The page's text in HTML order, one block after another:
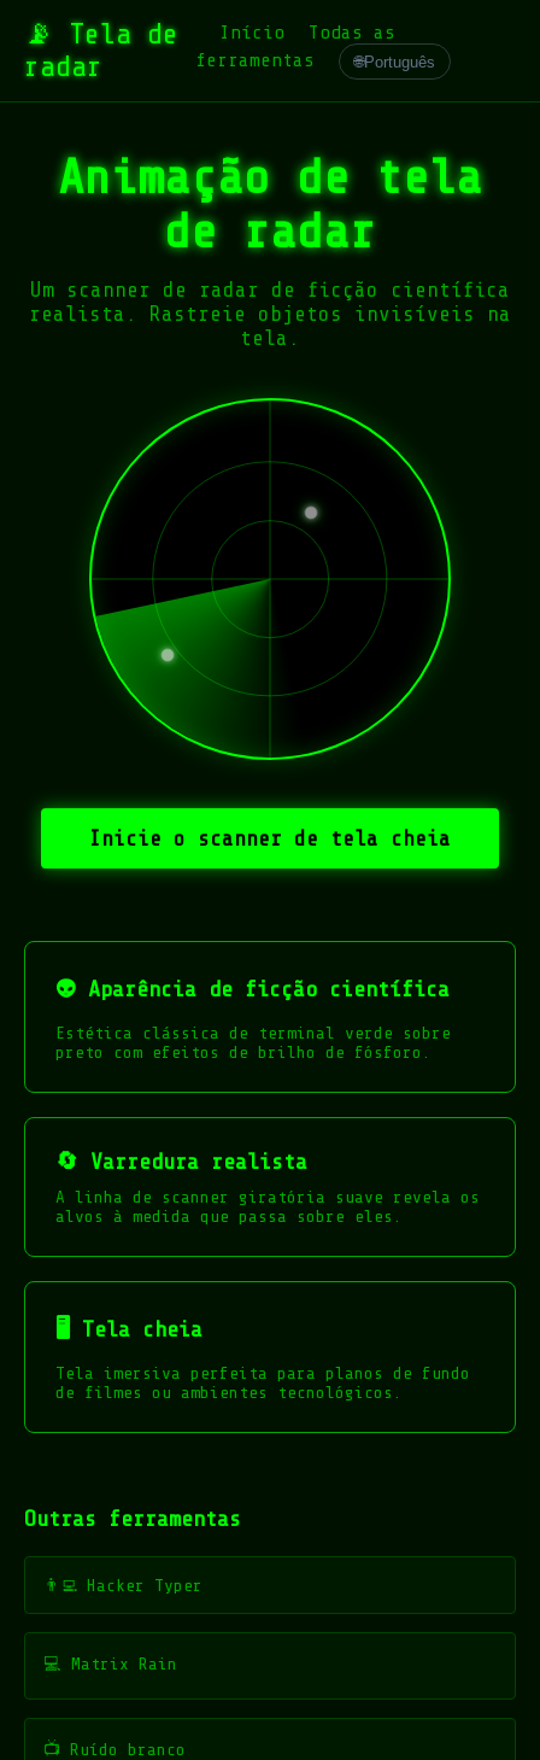
📡 Tela de
radar
Início
Todas as
ferramentas
🌐Português
Animação de tela
de radar
Um scanner de radar de ficção científica
realista. Rastreie objetos invisíveis na
tela.
Inicie o scanner de tela cheia
👽 Aparência de ficção científica
Estética clássica de terminal verde sobre
preto com efeitos de brilho de fósforo.
🔄 Varredura realista
A linha de scanner giratória suave revela os
alvos à medida que passa sobre eles.
🖥️ Tela cheia
Tela imersiva perfeita para planos de fundo
de filmes ou ambientes tecnológicos.
Outras ferramentas
👨‍💻 Hacker Typer
💻 Matrix Rain
📺 Ruído branco